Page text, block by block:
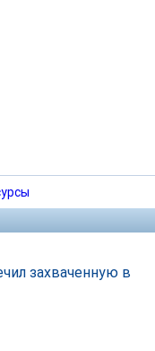
захваченную в